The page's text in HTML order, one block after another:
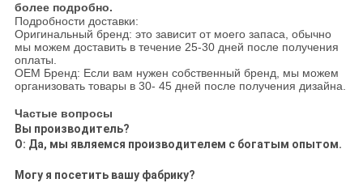
более подробно.
Подробности доставки:
Оригинальный бренд: это зависит от моего запаса, обычно
мы можем доставить в течение 25-30 дней после получения
оплаты.
OEM Бренд: Если вам нужен собственный бренд, мы можем
организовать товары в 30- 45 дней после получения дизайна.
Частые вопросы
Вы производитель?
О: Да, мы являемся производителем с богатым опытом.
Могу я посетить вашу фабрику?